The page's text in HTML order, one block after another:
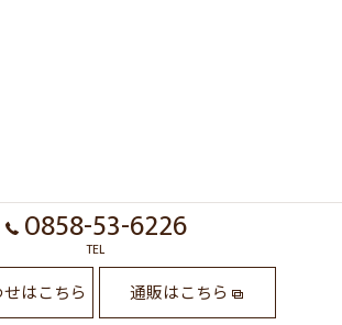
0858-53-6226
TEL
はこちら 通販はこちら